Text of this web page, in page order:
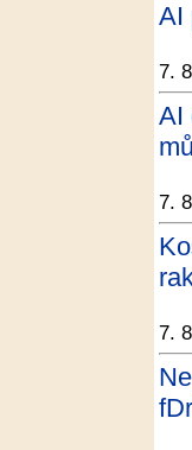
AI
7.
AI
7.
7.